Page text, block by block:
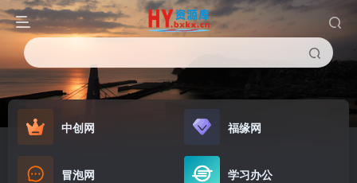
中创网 福缘网
冒泡网 学习办公